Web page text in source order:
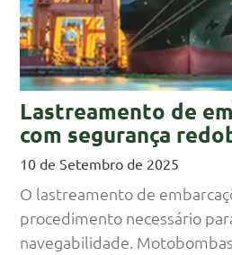
Lastreamento de
com segurança
10 de Setembro de 2025
O lastreamento de
procedimento necessário
navegabilidade.